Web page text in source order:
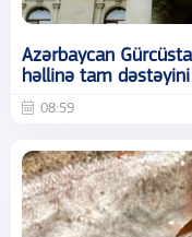
Azərbaycan
həllinə tam
08:59